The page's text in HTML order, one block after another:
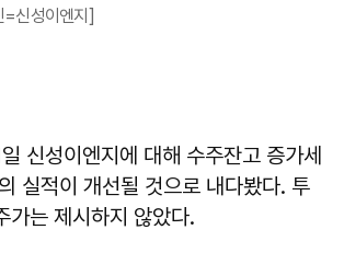
=신성이엔지]
신성이엔지에 대해 수주잔고 증가세
실적이 개선될 것으로 내다봤다. 투
가는 제시하지 않았다.